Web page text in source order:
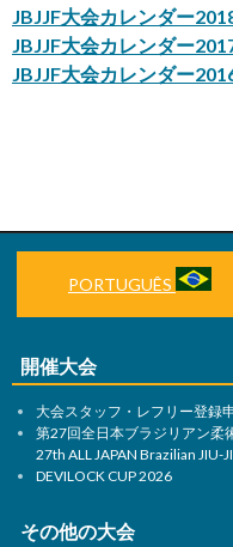
JBJJF大会カレンダー
JBJJF大会カレンダー
JBJJF大会カレンダー
PORTUGUÊS
開催大会
大会スタッフ・レフリー登録
第27回全日本ブラジリアン柔
27th ALL JAPAN Brazilian JIU-
DEVILOCK CUP 2026
その他の大会